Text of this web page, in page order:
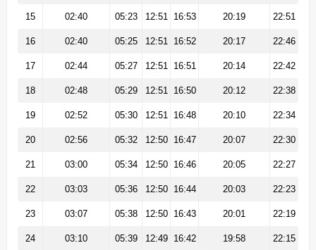
15 02:40 05:23 12:51 16:53 20:19 22:51
16 02:40 05:25 12:51 16:52 20:17 22:46
17 02:44 05:27 12:51 16:51 20:14 22:42
18 02:48 05:29 12:51 16:50 20:12 22:38
19 02:52 05:30 12:51 16:48 20:10 22:34
20 02:56 05:32 12:50 16:47 20:07 22:30
21 03:00 05:34 12:50 16:46 20:05 22:27
22 03:03 05:36 12:50 16:44 20:03 22:23
23 03:07 05:38 12:50 16:43 20:01 22:19
24 03:10 05:39 12:49 16:42 19:58 22:15